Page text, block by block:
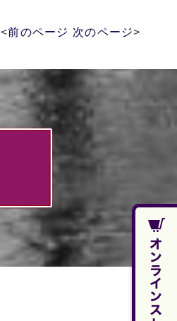
<前のページ 次のページ>